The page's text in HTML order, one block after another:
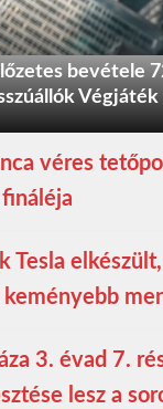
bevétele
véres
Tesla
3. évad 7.
lesz a